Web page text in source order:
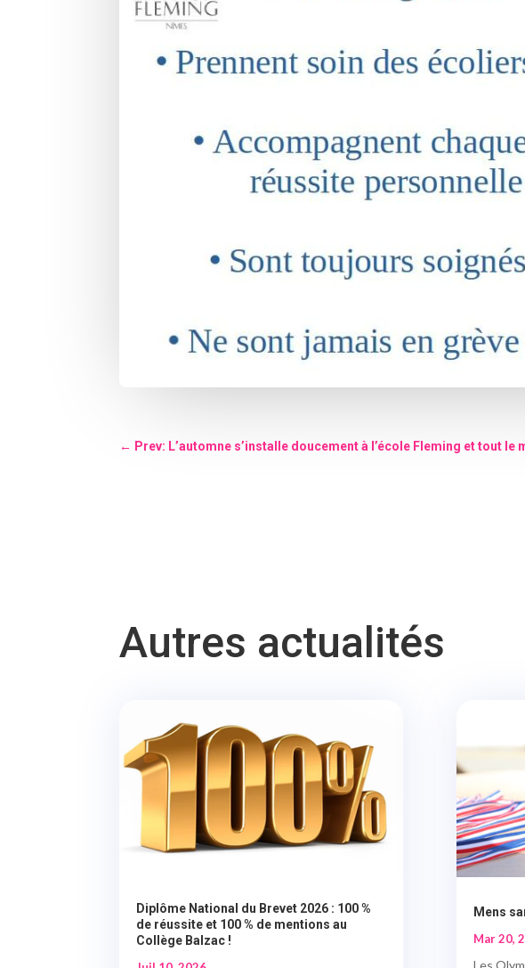
← Prev: L’automne s’installe doucement à l’école Fleming et tout le
Autres actualités
Diplôme National du Brevet 2026 : 100 %
de réussite et 100 % de mentions au
Collège Balzac !
Mens
Mar 20,